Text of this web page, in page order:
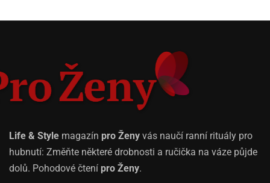
Life & Style magazín pro Ženy vás naučí ranní rituály pro
hubnutí: Změňte některé drobnosti a ručička na váze půjde
dolů. Pohodové čtení pro Ženy.